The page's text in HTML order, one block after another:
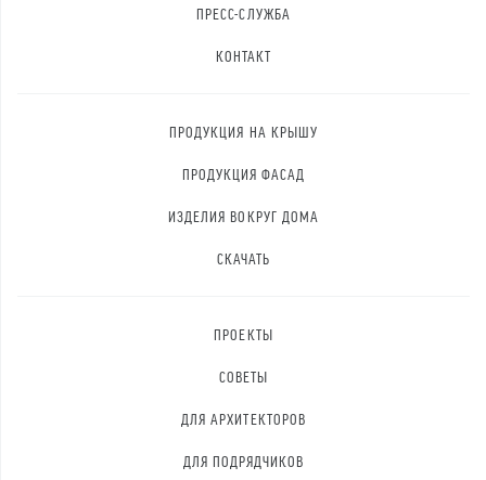
ПРЕСС-СЛУЖБА
КОНТАКТ
ПРОДУКЦИЯ НА КРЫШУ
ПРОДУКЦИЯ ФАСАД
ИЗДЕЛИЯ ВОКРУГ ДОМА
СКАЧАТЬ
ПРОЕКТЫ
СОВЕТЫ
ДЛЯ АРХИТЕКТОРОВ
ДЛЯ ПОДРЯДЧИКОВ